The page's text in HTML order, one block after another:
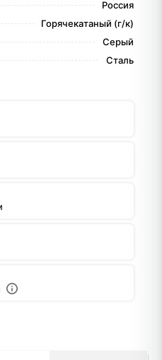
Россия
Горячекатаный (г/к)
Серый
Сталь